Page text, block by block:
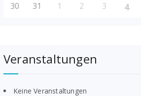
30 31 1 2 3 4
Veranstaltungen
Keine Veranstaltungen